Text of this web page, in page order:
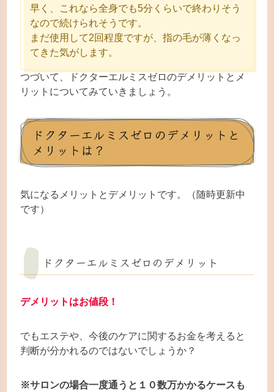
早く、これなら全身でも5分くらいで終わりそう
なので続けられそうです。
まだ使用して2回程度ですが、指の毛が薄くなっ
てきた気がします。
つづいて、ドクターエルミスゼロのデメリットとメ
リットについてみていきましょう。
ドクターエルミスゼロのデメリットと
メリットは？
気になるメリットとデメリットです。（随時更新中
です）
ドクターエルミスゼロのデメリット
デメリットはお値段！
でもエステや、今後のケアに関するお金を考えると
判断が分かれるのではないでしょうか？
※サロンの場合一度通うと１０数万かかるケースも